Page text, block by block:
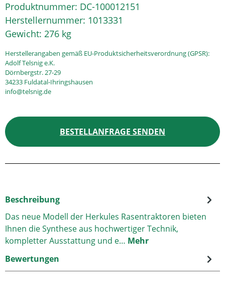
Produktnummer: DC-100012151
Herstellernummer: 1013331
Gewicht: 276 kg
Herstellerangaben gemäß EU-Produktsicherheitsverordnung (GPSR):
Adolf Telsnig e.K.
Dörnbergstr. 27-29
34233 Fuldatal-Ihringshausen
info@telsnig.de
BESTELLANFRAGE SENDEN
Beschreibung
Das neue Modell der Herkules Rasentraktoren bieten
Ihnen die Synthese aus hochwertiger Technik,
kompletter Ausstattung und e… Mehr
Bewertungen